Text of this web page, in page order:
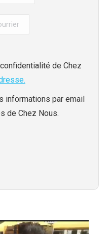
de Chez
informations par email
de Chez Nous.